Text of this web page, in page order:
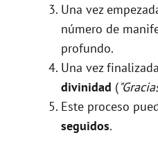
Una vez
número de
profundo.
Una vez
divinidad (
Este proceso
seguidos.